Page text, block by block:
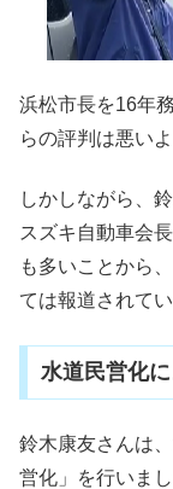
浜松市長を16年
らの評判は悪いよ
しかしながら、
スズキ自動車会
も多いことから
ては報道されて
水道民営化
鈴木康友さんは
営化」を行いまし